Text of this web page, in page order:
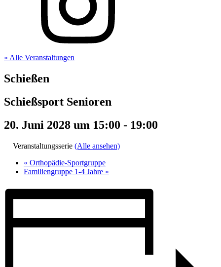
« Alle Veranstaltungen
Schießen
Schießsport Senioren
20. Juni 2028 um 15:00 - 19:00
Veranstaltungsserie (Alle ansehen)
« Orthopädie-Sportgruppe
Familiengruppe 1-4 Jahre »